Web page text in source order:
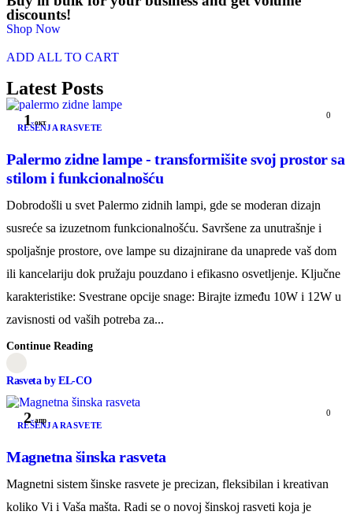
discounts!
Shop Now
ADD ALL TO CART
Latest Posts
1 окт
0
REŠENJA RASVETE
Palermo zidne lampe - transformišite svoj prostor sa
stilom i funkcionalnošću
Dobrodošli u svet Palermo zidnih lampi, gde se moderan dizajn
susreće sa izuzetnom funkcionalnošću. Savršene za unutrašnje i
spoljašnje prostore, ove lampe su dizajnirane da unaprede vaš dom
ili kancelariju dok pružaju pouzdano i efikasno osvetljenje. Ključne
karakteristike: Svestrane opcije snage: Birajte između 10W i 12W u
zavisnosti od vaših potreba za...
Continue Reading
Rasveta by EL-CO
2 апр
0
REŠENJA RASVETE
Magnetna šinska rasveta
Magnetni sistem šinske rasvete je precizan, fleksibilan i kreativan
koliko Vi i Vaša mašta. Radi se o novoj šinskoj rasveti koja je